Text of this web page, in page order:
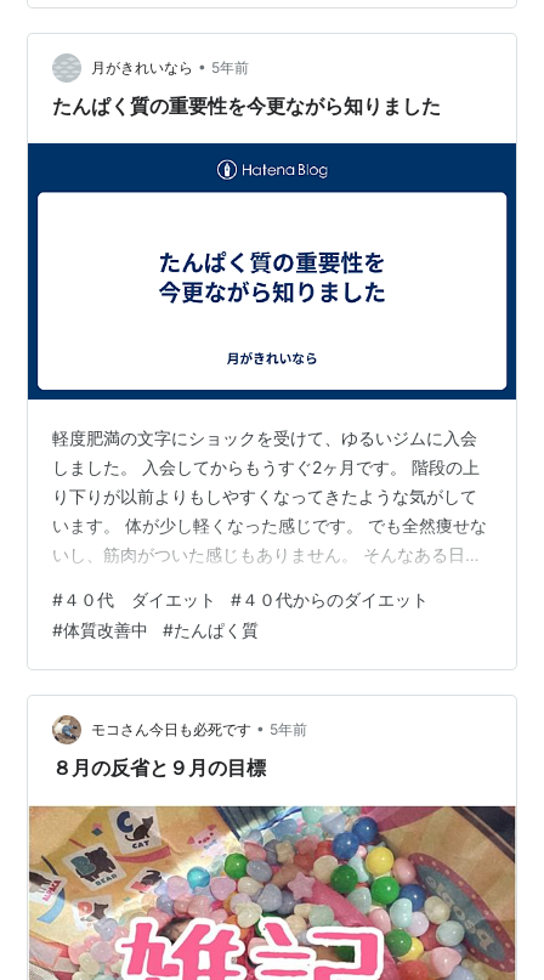
月がきれいなら • 5年前
たんぱく質の重要性を今更ながら知りました
軽度肥満の文字にショックを受けて、ゆるいジムに入会
しました。 入会してからもうすぐ2ヶ月です。 階段の上
り下りが以前よりもしやすくなってきたような気がして
います。 体が少し軽くなった感じです。 でも全然痩せな
いし、筋肉がついた感じもありません。 そんなある日、
た。 （きっと本来はもっと早い時期に説明してくださる
予定だったのではないかと思いますが、忘れられていた
のかな笑 全然OKです。） 「たんぱく質は筋肉のもとな
ので、たんぱく質が不足していると、筋トレをしても筋
肉はつかない」のだそうです。 たんぱく質が豊富に含ま
れる食材と、摂取すべき量の目安が…
#４０代 ダイエット #４０代からのダイエット
#体質改善中 #たんぱく質
モコさん今日も必死です • 5年前
８月の反省と９月の目標